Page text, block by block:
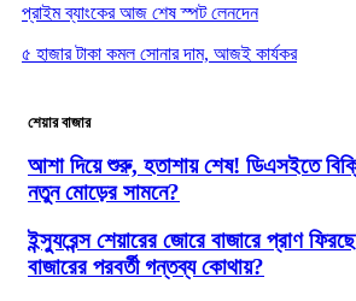
প্রাইম ব্যাংকের আজ শেষ স্পট লেনদেন
৫ হাজার টাকা কমল সোনার দাম, আজই কার্যকর
শেয়ার বাজার
আশা দিয়ে শুরু, হতাশায় শেষ! ডিএসইতে
নতুন মোড়ের সামনে?
ইন্স্যুরেন্স শেয়ারের জোরে বাজারে প্রাণ
বাজারের পরবর্তী গন্তব্য কোথায়?